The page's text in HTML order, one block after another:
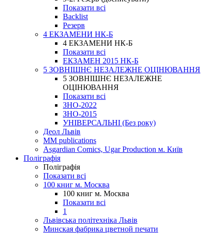
Показати всі
Backlist
Резерв
4 ЕКЗАМЕНИ НК-Б
4 ЕКЗАМЕНИ НК-Б
Показати всі
ЕКЗАМЕН 2015 НК-Б
5 ЗОВНІШНЄ НЕЗАЛЕЖНЕ ОЦІНЮВАННЯ
5 ЗОВНІШНЄ НЕЗАЛЕЖНЕ
ОЦІНЮВАННЯ
Показати всі
ЗНО-2022
ЗНО-2015
УНІВЕРСАЛЬНІ (Без року)
Деол Львів
MM publications
Asgardian Comics, Ugar Production м. Київ
Поліграфія
Поліграфія
Показати всі
100 книг м. Москва
100 книг м. Москва
Показати всі
1
Львівська політехніка Львів
Минская фабрика цветной печати